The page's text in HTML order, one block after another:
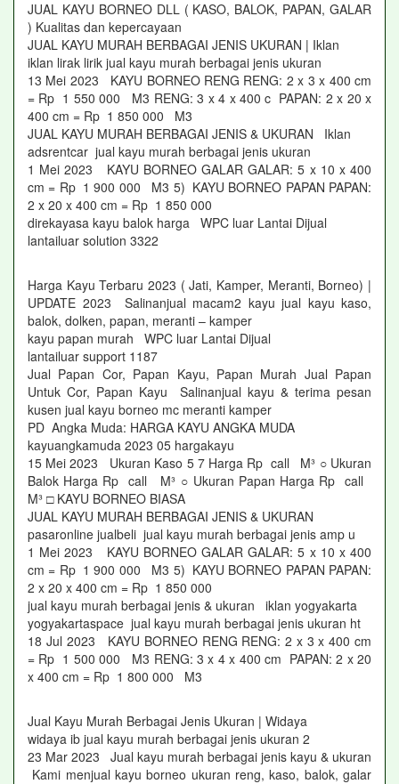
JUAL KAYU BORNEO DLL ( KASO, BALOK, PAPAN, GALAR
) Kualitas dan kepercayaan
JUAL KAYU MURAH BERBAGAI JENIS UKURAN | Iklan
iklan lirak lirik jual kayu murah berbagai jenis ukuran
13 Mei 2023 KAYU BORNEO RENG RENG: 2 x 3 x 400 cm
= Rp 1 550 000 M3 RENG: 3 x 4 x 400 c PAPAN: 2 x 20 x
400 cm = Rp 1 850 000 M3
JUAL KAYU MURAH BERBAGAI JENIS & UKURAN Iklan
adsrentcar jual kayu murah berbagai jenis ukuran
1 Mei 2023 KAYU BORNEO GALAR GALAR: 5 x 10 x 400
cm = Rp 1 900 000 M3 5) KAYU BORNEO PAPAN PAPAN:
2 x 20 x 400 cm = Rp 1 850 000
direkayasa kayu balok harga WPC luar Lantai Dijual
lantailuar solution 3322
Harga Kayu Terbaru 2023 ( Jati, Kamper, Meranti, Borneo) |
UPDATE 2023 Salinanjual macam2 kayu jual kayu kaso,
balok, dolken, papan, meranti – kamper
kayu papan murah WPC luar Lantai Dijual
lantailuar support 1187
Jual Papan Cor, Papan Kayu, Papan Murah Jual Papan
Untuk Cor, Papan Kayu Salinanjual kayu & terima pesan
kusen jual kayu borneo mc meranti kamper
PD Angka Muda: HARGA KAYU ANGKA MUDA
kayuangkamuda 2023 05 hargakayu
15 Mei 2023 Ukuran Kaso 5 7 Harga Rp call M³ ○ Ukuran
Balok Harga Rp call M³ ○ Ukuran Papan Harga Rp call
M³ □ KAYU BORNEO BIASA
JUAL KAYU MURAH BERBAGAI JENIS & UKURAN
pasaronline jualbeli jual kayu murah berbagai jenis amp u
1 Mei 2023 KAYU BORNEO GALAR GALAR: 5 x 10 x 400
cm = Rp 1 900 000 M3 5) KAYU BORNEO PAPAN PAPAN:
2 x 20 x 400 cm = Rp 1 850 000
jual kayu murah berbagai jenis & ukuran iklan yogyakarta
yogyakartaspace jual kayu murah berbagai jenis ukuran ht
18 Jul 2023 KAYU BORNEO RENG RENG: 2 x 3 x 400 cm
= Rp 1 500 000 M3 RENG: 3 x 4 x 400 cm PAPAN: 2 x 20
x 400 cm = Rp 1 800 000 M3
Jual Kayu Murah Berbagai Jenis Ukuran | Widaya
widaya ib jual kayu murah berbagai jenis ukuran 2
23 Mar 2023 Jual kayu murah berbagai jenis kayu & ukuran
Kami menjual kayu borneo ukuran reng, kaso, balok, galar